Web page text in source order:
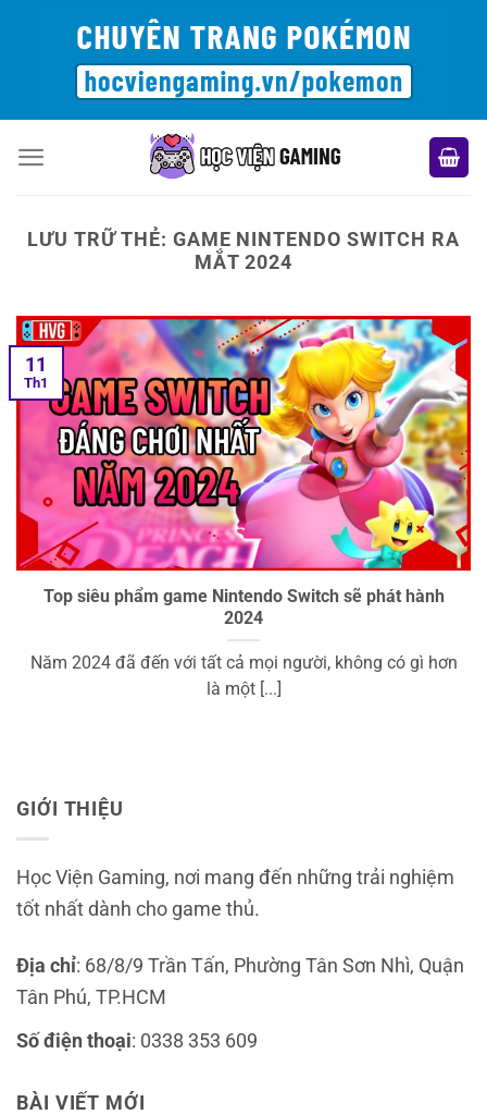
LƯU TRỮ THẺ: GAME NINTENDO SWITCH RA
MẮT 2024
Top siêu phẩm game Nintendo Switch sẽ phát hành
2024
Năm 2024 đã đến với tất cả mọi người, không có gì hơn
là một [...]
11
Th1
GIỚI THIỆU
Học Viện Gaming, nơi mang đến những trải nghiệm
tốt nhất dành cho game thủ.
Địa chỉ: 68/8/9 Trần Tấn, Phường Tân Sơn Nhì, Quận
Tân Phú, TP.HCM
Số điện thoại: 0338 353 609
BÀI VIẾT MỚI